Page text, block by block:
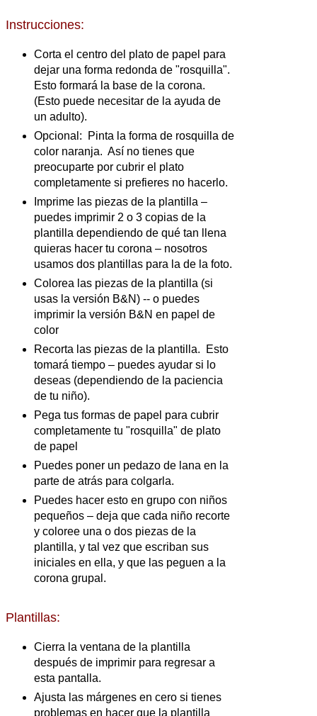
Instrucciones:
Corta el centro del plato de papel para
dejar una forma redonda de "rosquilla".
Esto formará la base de la corona.
(Esto puede necesitar de la ayuda de
un adulto).
Opcional: Pinta la forma de rosquilla de
color naranja. Así no tienes que
preocuparte por cubrir el plato
completamente si prefieres no hacerlo.
Imprime las piezas de la plantilla –
puedes imprimir 2 o 3 copias de la
plantilla dependiendo de qué tan llena
quieras hacer tu corona – nosotros
usamos dos plantillas para la de la foto.
Colorea las piezas de la plantilla (si
usas la versión B&N) -- o puedes
imprimir la versión B&N en papel de
color
Recorta las piezas de la plantilla. Esto
tomará tiempo – puedes ayudar si lo
deseas (dependiendo de la paciencia
de tu niño).
Pega tus formas de papel para cubrir
completamente tu "rosquilla" de plato
de papel
Puedes poner un pedazo de lana en la
parte de atrás para colgarla.
Puedes hacer esto en grupo con niños
pequeños – deja que cada niño recorte
y coloree una o dos piezas de la
plantilla, y tal vez que escriban sus
iniciales en ella, y que las peguen a la
corona grupal.
Plantillas:
Cierra la ventana de la plantilla
después de imprimir para regresar a
esta pantalla.
Ajusta las márgenes en cero si tienes
problemas en hacer que la plantilla